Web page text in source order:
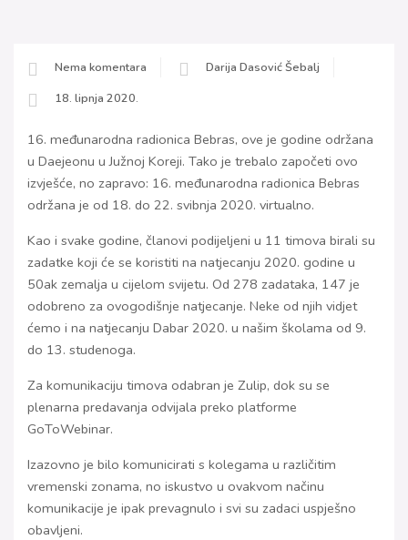
Nema komentara
Darija Dasović Šebalj
18. lipnja 2020.
16. međunarodna radionica Bebras, ove je godine održana
u Daejeonu u Južnoj Koreji. Tako je trebalo započeti ovo
izvješće, no zapravo: 16. međunarodna radionica Bebras
održana je od 18. do 22. svibnja 2020. virtualno.
Kao i svake godine, članovi podijeljeni u 11 timova birali su
zadatke koji će se koristiti na natjecanju 2020. godine u
50ak zemalja u cijelom svijetu. Od 278 zadataka, 147 je
odobreno za ovogodišnje natjecanje. Neke od njih vidjet
ćemo i na natjecanju Dabar 2020. u našim školama od 9.
do 13. studenoga.
Za komunikaciju timova odabran je Zulip, dok su se
plenarna predavanja odvijala preko platforme
GoToWebinar.
Izazovno je bilo komunicirati s kolegama u različitim
vremenski zonama, no iskustvo u ovakvom načinu
komunikacije je ipak prevagnulo i svi su zadaci uspješno
obavljeni.